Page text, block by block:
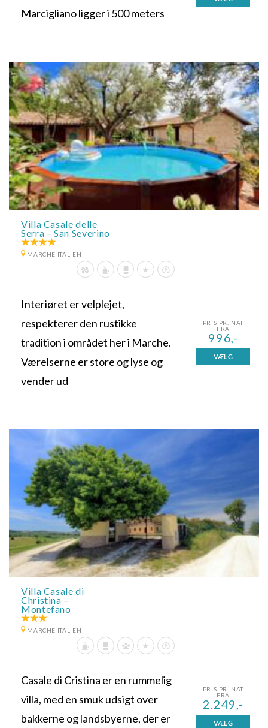
Marcigliano ligger i 500 meters
Villa Casale delle
Serra – San Severino
MARCHE ITALIEN
Interiøret er velplejet,
respekterer den rustikke
tradition i området her i Marche.
Værelserne er store og lyse og
vender ud
PRIS PR. NAT
FRA
996,-
VÆLG
Villa Casale di
Christina –
Montefano
MARCHE ITALIEN
Casale di Cristina er en rummelig
villa, med en smuk udsigt over
bakkerne og landsbyerne, der er
PRIS PR. NAT
FRA
2.249,-
VÆLG